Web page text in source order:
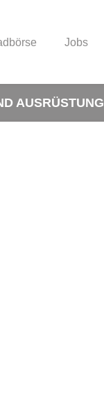
Jobs
AUSRÜSTUNG